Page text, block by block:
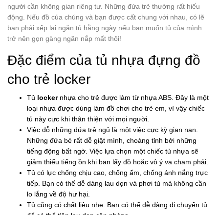
người cần không gian riêng tư. Những đứa trẻ thường rất hiếu
động. Nếu đồ của chúng và bạn được cất chung với nhau, có lẽ
bạn phải xếp lại ngăn tủ hằng ngày nếu bạn muốn tủ của mình
trở nên gọn gàng ngăn nắp mất thôi!
Đặc điểm của tủ nhựa đựng đồ
cho trẻ locker
Tủ locker nhựa cho trẻ được làm từ nhựa ABS. Đây là một
loại nhựa được dùng làm đồ chơi cho trẻ em, vì vậy chiếc
tủ này cực khi thân thiện với mọi người.
Việc dỗ những đứa trẻ ngủ là một việc cực kỳ gian nan.
Những đứa bé rất dễ giật mình, choàng tỉnh bởi những
tiếng động bất ngờ. Việc lựa chọn một chiếc tủ nhựa sẽ
giảm thiểu tiếng ồn khi bạn lấy đồ hoặc vô ý va chạm phải.
Tủ có lực chống chịu cao, chống ẩm, chống ánh nắng trực
tiếp. Bạn có thể dễ dàng lau dọn và phơi tủ mà không cần
lo lắng về độ hư hại.
Tủ cũng có chất liệu nhẹ. Bạn có thể dễ dàng di chuyển tủ